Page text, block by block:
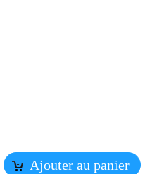
Ajouter au panier